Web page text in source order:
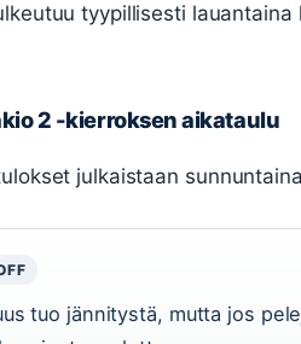
tyypillisesti
2 -kierroksen aikataulu
julkaistaan
tuo jännitystä, mutta jos